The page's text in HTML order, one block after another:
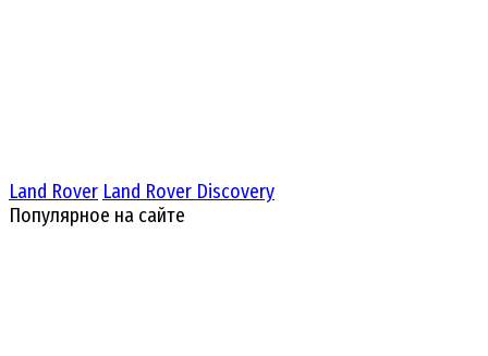
Land Rover Land Rover Discovery
Популярное на сайте